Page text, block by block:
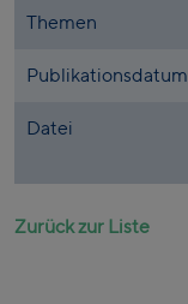
Themen
Publikationsdatum
Datei
Zurück zur Liste